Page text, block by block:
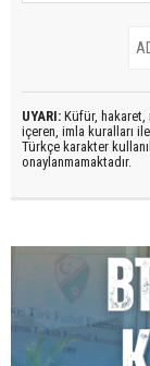
UYARI: Küfür, hakaret,
içeren, imla kuralları ile
Türkçe karakter
onaylanmamaktadır.